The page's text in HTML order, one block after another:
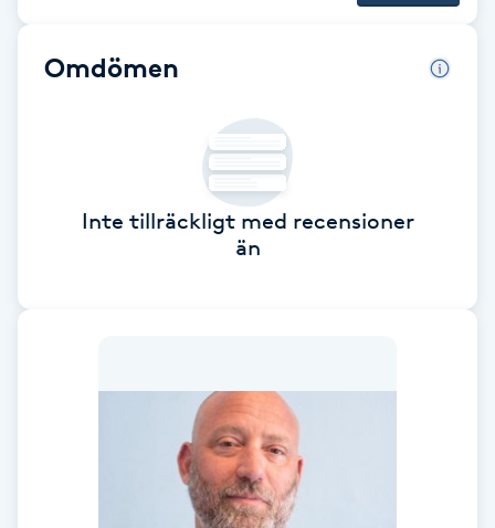
Extensions borttagning
Omdömen
Inte tillräckligt med recensioner
än